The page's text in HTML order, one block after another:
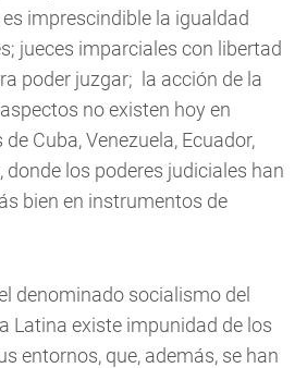
imprescindible la igualdad
jueces imparciales con libertad
poder juzgar; la acción de la
no existen hoy en
Cuba, Venezuela, Ecuador,
donde los poderes judiciales han
bien en instrumentos de
denominado socialismo del
Latina existe impunidad de los
entornos, que, además, se han